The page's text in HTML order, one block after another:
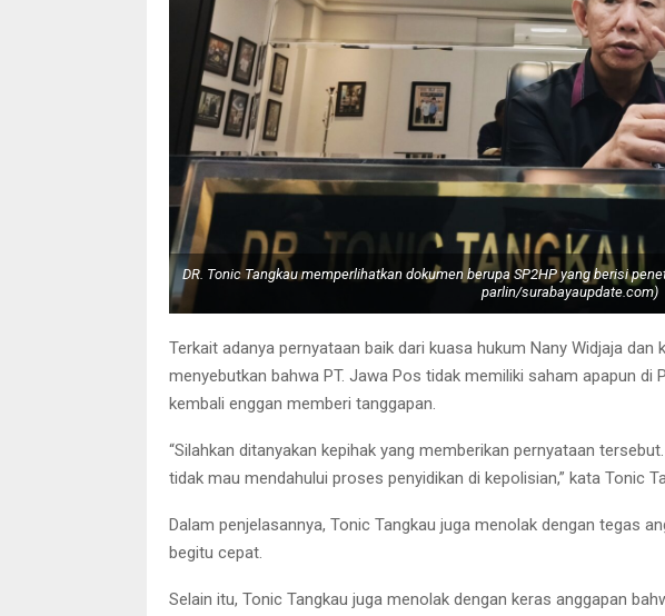
DR. Tonic Tangkau memperlihatkan dokumen berupa SP2HP yang berisi
parlin/surabayaupdate.com)
Terkait adanya pernyataan baik dari kuasa hukum Nany Widjaja dan
menyebutkan bahwa PT. Jawa Pos tidak memiliki saham apapun di
kembali enggan memberi tanggapan.
“Silahkan ditanyakan kepihak yang memberikan pernyataan
tidak mau mendahului proses penyidikan di kepolisian,” kata Tonic
Dalam penjelasannya, Tonic Tangkau juga menolak dengan tegas
begitu cepat.
Selain itu, Tonic Tangkau juga menolak dengan keras anggapan